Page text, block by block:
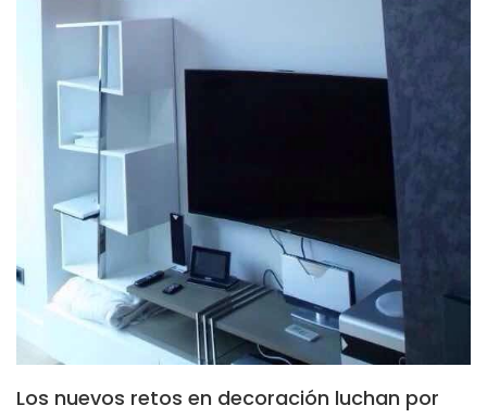
Los nuevos retos en decoración luchan por